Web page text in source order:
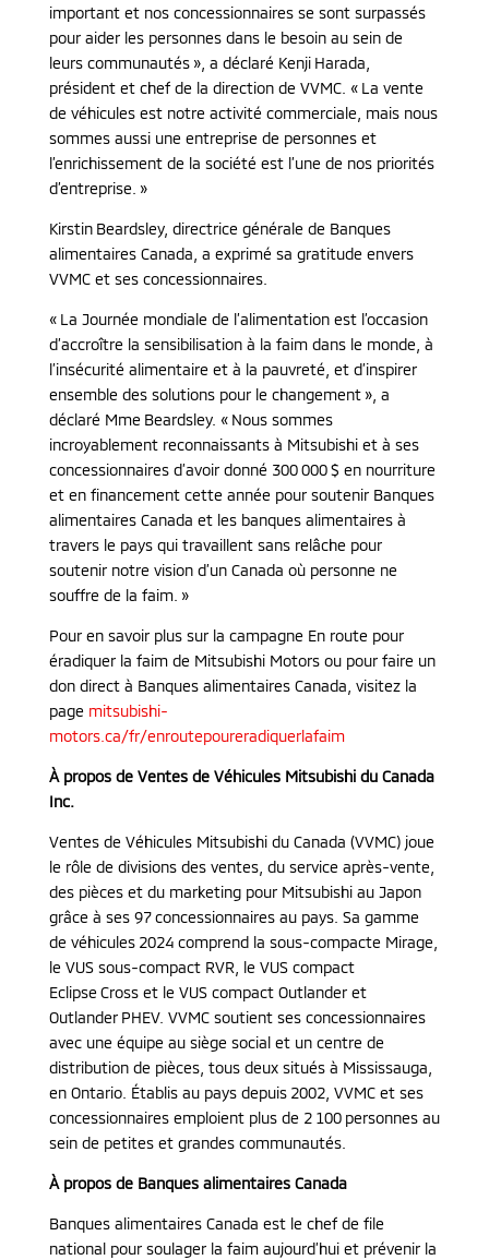
important et nos concessionnaires se sont surpassés
pour aider les personnes dans le besoin au sein de
leurs communautés », a déclaré Kenji Harada,
président et chef de la direction de VVMC. « La vente
de véhicules est notre activité commerciale, mais nous
sommes aussi une entreprise de personnes et
l’enrichissement de la société est l’une de nos priorités
d’entreprise. »
Kirstin Beardsley, directrice générale de Banques
alimentaires Canada, a exprimé sa gratitude envers
VVMC et ses concessionnaires.
« La Journée mondiale de l’alimentation est l’occasion
d’accroître la sensibilisation à la faim dans le monde, à
l’insécurité alimentaire et à la pauvreté, et d’inspirer
ensemble des solutions pour le changement », a
déclaré Mme Beardsley. « Nous sommes
incroyablement reconnaissants à Mitsubishi et à ses
concessionnaires d’avoir donné 300 000 $ en nourriture
et en financement cette année pour soutenir Banques
alimentaires Canada et les banques alimentaires à
travers le pays qui travaillent sans relâche pour
soutenir notre vision d’un Canada où personne ne
souffre de la faim. »
Pour en savoir plus sur la campagne En route pour
éradiquer la faim de Mitsubishi Motors ou pour faire un
don direct à Banques alimentaires Canada, visitez la
page mitsubishi-
motors.ca/fr/enroutepoureradiquerlafaim
À propos de Ventes de Véhicules Mitsubishi du Canada
Inc.
Ventes de Véhicules Mitsubishi du Canada (VVMC) joue
le rôle de divisions des ventes, du service après-vente,
des pièces et du marketing pour Mitsubishi au Japon
grâce à ses 97 concessionnaires au pays. Sa gamme
de véhicules 2024 comprend la sous-compacte Mirage,
le VUS sous-compact RVR, le VUS compact
Eclipse Cross et le VUS compact Outlander et
Outlander PHEV. VVMC soutient ses concessionnaires
avec une équipe au siège social et un centre de
distribution de pièces, tous deux situés à Mississauga,
en Ontario. Établis au pays depuis 2002, VVMC et ses
concessionnaires emploient plus de 2 100 personnes au
sein de petites et grandes communautés.
À propos de Banques alimentaires Canada
Banques alimentaires Canada est le chef de file
national pour soulager la faim aujourd’hui et prévenir la